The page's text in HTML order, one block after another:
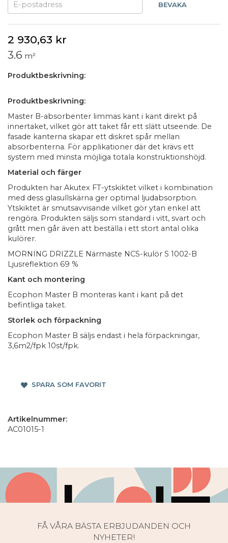
BEVAKA
2 930,63 kr
3.6 m²
Produktbeskrivning:
Produktbeskrivning:
Master B-absorbenter limmas kant i kant direkt på
innertaket, vilket gör att taket får ett slätt utseende. De
fasade kanterna skapar ett diskret spår mellan
absorbenterna. För applikationer där det krävs ett
system med minsta möjliga totala konstruktionshöjd.
Material och färger
Produkten har Akutex FT-ytskiktet vilket i kombination
med dess glasullskärna ger optimal ljudabsorption.
Ytskiktet är smutsavvisande vilket gör ytan enkel att
rengöra. Produkten säljs som standard i vitt, svart och
grått men går även att beställa i ett stort antal olika
kulörer.
MORNING DRIZZLE Närmaste NCS-kulör S 1002-B
Ljusreflektion 69 %
Kant och montering
Ecophon Master B monteras kant i kant på det
befintliga taket.
Storlek och förpackning
Ecophon Master B säljs endast i hela förpackningar,
3,6m2/fpk 10st/fpk.
SPARA SOM FAVORIT
Artikelnummer:
AC01015-1
FÅ VÅRA BÄSTA ERBJUDANDEN OCH
NYHETER!